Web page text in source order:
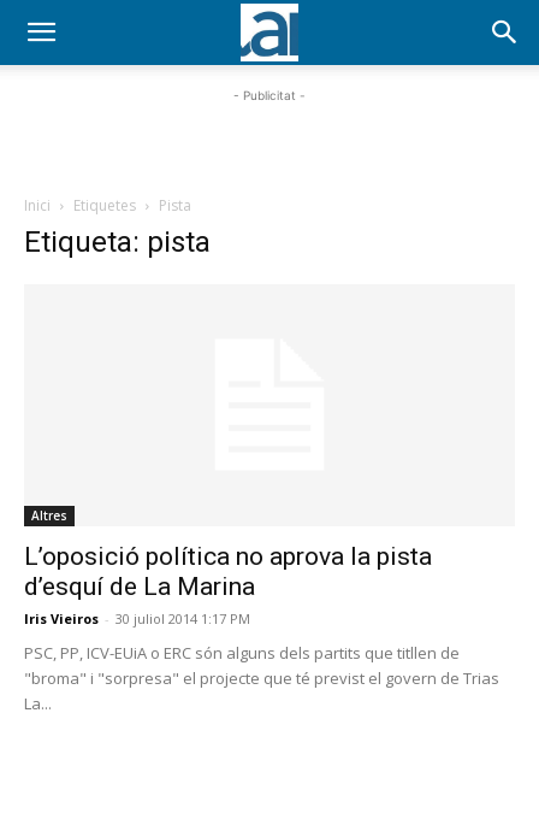
- Publicitat -
Inici Etiquetes Pista
Etiqueta: pista
Altres
L’oposició política no aprova la pista
d’esquí de La Marina
Iris Vieiros - 30 juliol 2014 1:17 PM
PSC, PP, ICV-EUiA o ERC són alguns dels partits que titllen de
"broma" i "sorpresa" el projecte que té previst el govern de Trias
La...